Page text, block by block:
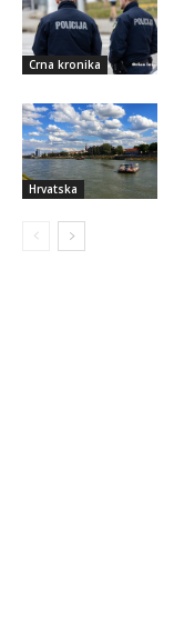
Crna kronika
Hrvatska